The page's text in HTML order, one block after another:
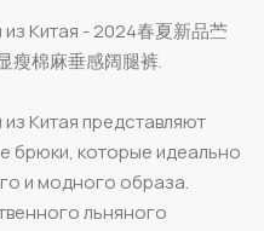
Китая - 2024春夏新品苎
瘦棉麻垂感阔腿裤.
Китая представляют
брюки, которые идеально
и модного образа.
льняного